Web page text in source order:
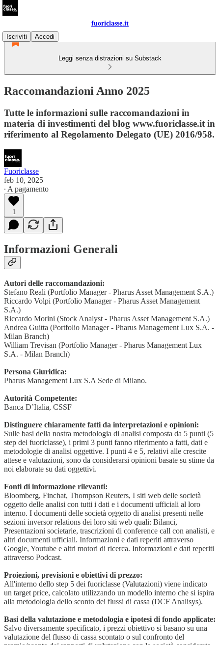
fuoriclasse.it
Iscriviti
Accedi
Leggi senza distrazioni su Substack
Raccomandazioni Anno 2025
Tutte le informazioni sulle raccomandazioni in
materia di investimenti del blog www.fuoriclasse.it in
riferimento al Regolamento Delegato (UE) 2016/958.
Fuoriclasse
feb 10, 2025
∙ A pagamento
1
Informazioni Generali
Autori delle raccomandazioni:
Stefano Reali (Portfolio Manager - Pharus Asset Management S.A.)
Riccardo Volpi (Portfolio Manager - Pharus Asset Management
S.A.)
Riccardo Morini (Stock Analyst - Pharus Asset Management S.A.)
Andrea Guitta (Portfolio Manager - Pharus Management Lux S.A. -
Milan Branch)
William Trevisan (Portfolio Manager - Pharus Management Lux
S.A. - Milan Branch)
Persona Giuridica:
Pharus Management Lux S.A Sede di Milano.
Autorità Competente:
Banca D’Italia, CSSF
Distinguere chiaramente fatti da interpretazioni e opinioni:
Sulle basi della nostra metodologia di analisi composta da 5 punti (5
step del fuoriclasse), i primi 3 punti fanno riferimento a fatti, dati e
metodologie di analisi oggettive. I punti 4 e 5, relativi alle crescite
attese e valutazioni, sono da considerarsi opinioni basate su stime da
noi elaborate su dati oggettivi.
Fonti di informazione rilevanti:
Bloomberg, Finchat, Thompson Reuters, I siti web delle società
oggetto delle analisi con tutti i dati e i documenti ufficiali al loro
interno. I documenti delle società oggetto di analisi presenti nelle
sezioni inversor relations dei loro siti web quali: Bilanci,
Presentazioni societarie, trascrizioni di conference call con analisti, e
altri documenti ufficiali. Informazioni e dati reperiti attraverso
Google, Youtube e altri motori di ricerca. Informazioni e dati reperiti
attraverso Podcast.
Proiezioni, previsioni e obiettivi di prezzo:
All'interno dello step 5 dei fuoriclasse (Valutazioni) viene indicato
un target price, calcolato utilizzando un modello interno che si ispira
alla metodologia dello sconto dei flussi di cassa (DCF Analisys).
Basi della valutazione e metodologia e ipotesi di fondo applicate:
Salvo diversamente specificato, i prezzi obiettivo si basano su una
valutazione del flusso di cassa scontato o sul confronto del